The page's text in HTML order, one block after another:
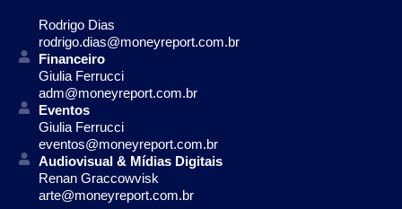
Rodrigo Dias
rodrigo.dias@moneyreport.com.br
Financeiro
Giulia Ferrucci
adm@moneyreport.com.br
Eventos
Giulia Ferrucci
eventos@moneyreport.com.br
Audiovisual & Mídias Digitais
Renan Graccowvisk
arte@moneyreport.com.br